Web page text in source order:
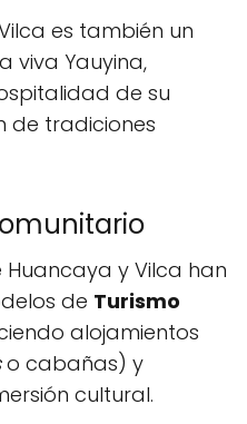
es también un
viva Yauyina,
de su
de tradiciones
y Vilca han
de Turismo
alojamientos
o cabañas) y
cultural.